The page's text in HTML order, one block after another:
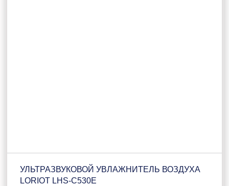
УЛЬТРАЗВУКОВОЙ УВЛАЖНИТЕЛЬ ВОЗДУХА
LORIOT LHS-C530E